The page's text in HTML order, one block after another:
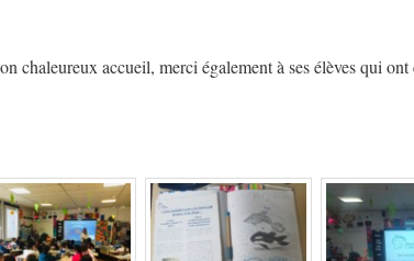
chaleureux accueil, merci également à ses élèves qui